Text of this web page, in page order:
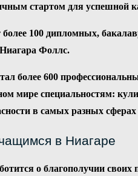
стартом для успешной
100 дипломных,
Фоллс.
более 600
мире специальностям:
в самых разных
в Ниагаре
о благополучии